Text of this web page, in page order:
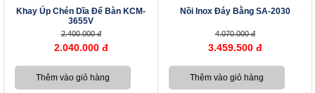
Khay Úp Chén Dĩa Để Bàn KCM-
3655V
2.400.000 đ
2.040.000 đ
Nồi Inox Đáy Bằng SA-2030
4.070.000 đ
3.459.500 đ